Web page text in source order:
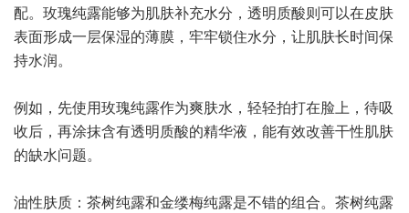
配。玫瑰纯露能够为肌肤补充水分，透明质酸则可以在皮肤
表面形成一层保湿的薄膜，牢牢锁住水分，让肌肤长时间保
持水润。
例如，先使用玫瑰纯露作为爽肤水，轻轻拍打在脸上，待吸
收后，再涂抹含有透明质酸的精华液，能有效改善干性肌肤
的缺水问题。
油性肤质：茶树纯露和金缕梅纯露是不错的组合。茶树纯露